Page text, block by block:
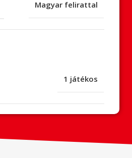
Magyar felirattal
1 játékos